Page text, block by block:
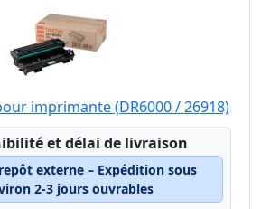
imprimante (DR6000 / 26918)
et délai de livraison
externe – Expédition sous
2-3 jours ouvrables